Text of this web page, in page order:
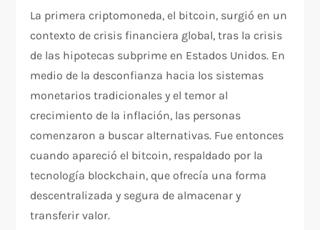
La primera criptomoneda, el bitcoin, surgió en un
contexto de crisis financiera global, tras la crisis
de las hipotecas subprime en Estados Unidos. En
medio de la desconfianza hacia los sistemas
monetarios tradicionales y el temor al
crecimiento de la inflación, las personas
comenzaron a buscar alternativas. Fue entonces
cuando apareció el bitcoin, respaldado por la
tecnología blockchain, que ofrecía una forma
descentralizada y segura de almacenar y
transferir valor.